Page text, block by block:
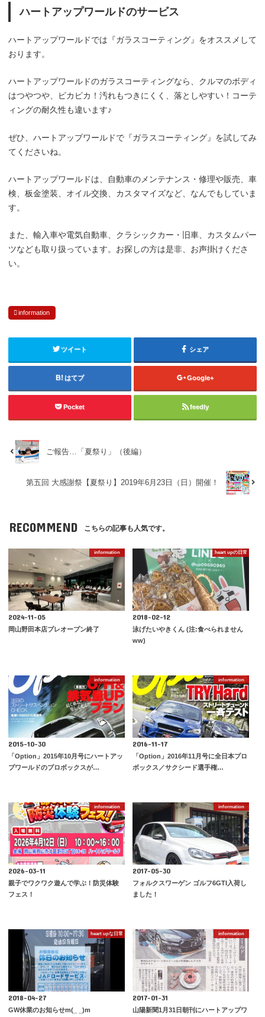
ハートアップワールドのサービス
ハートアップワールドでは『ガラスコーティング』をオススメして
おります。
ハートアップワールドのガラスコーティングなら、クルマのボディ
はつやつや、ピカピカ！汚れもつきにくく、落としやすい！コーテ
ィングの耐久性も違います♪
ぜひ、ハートアップワールドで『ガラスコーティング』を試してみ
てくださいね。
ハートアップワールドは、自動車のメンテナンス・修理や販売、車
検、板金塗装、オイル交換、カスタマイズなど、なんでもしていま
す。
また、輸入車や電気自動車、クラシックカー・旧車、カスタムパー
ツなども取り扱っています。お探しの方は是非、お声掛けくださ
い。
information
ツイート シェア
はてブ Google+
Pocket feedly
ご報告…「夏祭り」（後編）
第五回 大感謝祭【夏祭り】2019年6月23日（日）開催！
RECOMMEND こちらの記事も人気です。
information
2024-11-05
岡山野田本店プレオープン終了
heart upの日常
2018-02-12
泳げたいやきくん (注:食べられません
ww)
information
2015-10-30
「Option」2015年10月号にハートアッ
プワールドのプロボックスが…
information
2016-11-17
「Option」2016年11月号に全日本プロ
ボックス／サクシード選手権…
information
2026-03-11
親子でワクワク遊んで学ぶ！防災体験
フェス！
information
2017-05-30
フォルクスワーゲン ゴルフ6GTI入荷し
ました！
heart upな日常
2018-04-27
GW休業のお知らせm(_ _)m
information
2017-01-31
山陽新聞1月31日朝刊にハートアップワ